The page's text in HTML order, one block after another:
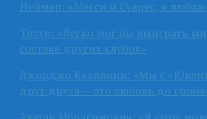
Неймар: «Месси и Суарес, я люблю
Тотти: «Легко мог бы выиграть
составе других клубов»
Джорджо Кьеллини: «Мы с
друг друга — это любовь до